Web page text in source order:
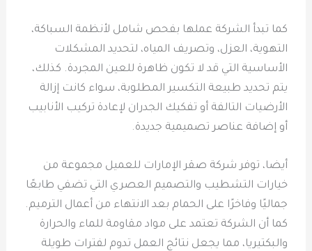
كما تبدأ الشركة عملها بفحص شامل لأنظمة السباكة،
التهوية، العزل، وتصريف المياه، لتحديد المشكلات
الأساسية التي قد لا تكون ظاهرة للعين المجردة. كذلك،
يتم تحديد طبيعة التكسير المطلوبة، سواء كانت إزالة
الأرضيات التالفة أو تفكيك الجدران لإعادة تركيب الأنابيب
أو إضافة عناصر تصميمية جديدة.
أيضا، توفر شركة صقر الإمارات للعميل مجموعة من
خيارات التشطيب والتصميم العصري التي تضفي طابعًا
جماليًا وفاخرًا على الحمام بعد الانتهاء من أعمال الترميم.
كما أن الشركة تعتمد على مواد مقاومة للماء والحرارة
والبكتيريا، مما يجعل نتائج العمل تدوم لفترات طويلة